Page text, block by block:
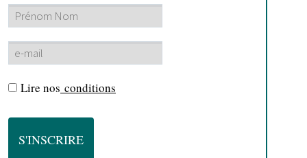
Lire nos conditions